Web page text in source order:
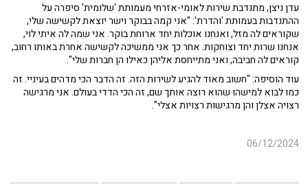
עדן ניצן, מתנדבת שירות לאומי-אזרחי מעמותת 'שלומית' סיפרה על
ההתנדבות בעמותת 'והדרת': "אני קמה בבוקר וישר יוצאת לקשישה שלי,
שקוראים לה מזל, ואנחנו אוכלות יחד ארוחת בוקר. אני שמה לה איתי לוי,
אנחנו שרות יחד וצוחקות. אחר כך אני ממשיכה לקשישה אחרת באותו רחוב,
קוראים לה חביבה, ואני מתייחסת אליהן כאילו הן חברות שלי".
עוד הוסיפה: "חשוב מאוד להגיע לשירות הזה. זה הדבר הכי מדהים בעיניי. זה
כמו לבוא למישהו שהוא רוצה אותך שם, זה הכי הדדי בעולם. אני מרגישה
רצויה אצלן והן מרגישות רצויות אצלי".
06/12/2024